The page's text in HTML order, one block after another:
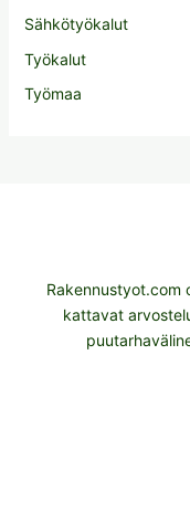
Sähkötyökalut
Työkalut
Työmaa
Rakennustyot.com
kattavat